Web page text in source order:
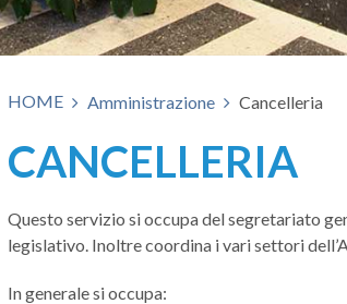
HOME Amministrazione Cancelleria
CANCELLERIA
Questo servizio si occupa del segretariato
legislativo. Inoltre coordina i vari settori
In generale si occupa: